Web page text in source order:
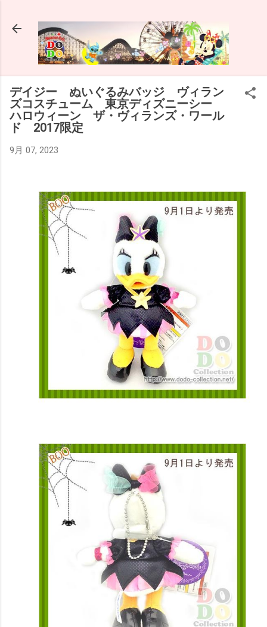
デイジー ぬいぐるみバッジ ヴィラン
ズコスチューム 東京ディズニーシー
ハロウィーン ザ・ヴィランズ・ワール
ド 2017限定
9月 07, 2023